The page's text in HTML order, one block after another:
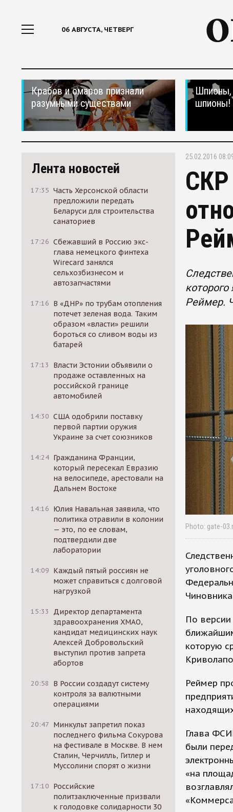
06 АВГУСТА, ЧЕТВЕРГ
Крабов и омаров признали
разумными существами
Шпионы,
шпионы!
Лента новостей
17:35 Часть Херсонской области
предложили передать
Беларуси для строительства
санаториев
17:26 Сбежавший в Россию экс-
глава немецкого финтеха
Wirecard занялся
сельхозбизнесом и
автозапчастями
17:16 В «ДНР» по трубам отопления
потечет зеленая вода. Таким
образом «власти» решили
бороться со сливом воды из
батарей
17:13
Власти Эстонии объявили о
продаже оставленных на
российской границе
автомобилей
14:30 США одобрили поставку
первой партии оружия
Украине за счет союзников
14:24 Гражданина Франции,
который пересекал Евразию
на велосипеде, арестовали на
Дальнем Востоке
14:16 Юлия Навальная заявила, что
политика отравили в колонии
— это, по ее словам,
подтвердили две
лаборатории
14:09 Каждый пятый россиян не
может справиться с долговой
нагрузкой
15:33
Директор департамента
здравоохранения ХМАО,
кандидат медицинских наук
Алексей Добровольский
выступил против запрета
абортов
20:58
В России создадут систему
контроля за валютными
операциями
20:47 Минкульт запретил показ
последнего фильма Сокурова
на фестивале в Москве. В нем
Сталин, Черчилль, Гитлер и
Муссолини спорят о жизни
17:10 Российские
политзаключенные призвали
к голодовке солидарности 30
25.02.2016
СКР
Реймер.
Photo: gate-
По версии
которую
Реймер
Глава
были
«на